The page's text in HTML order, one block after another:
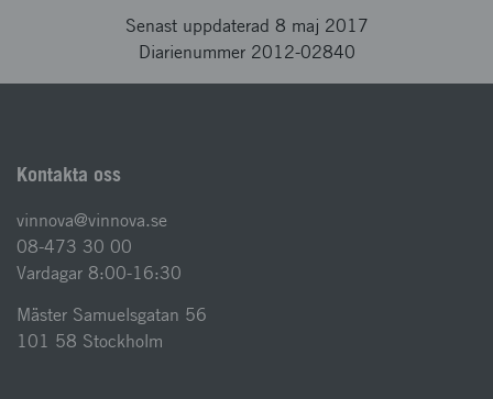
Senast uppdaterad 8 maj 2017
Diarienummer 2012-02840
Kontakta oss
vinnova@vinnova.se
08-473 30 00
Vardagar 8:00-16:30
Mäster Samuelsgatan 56
101 58 Stockholm